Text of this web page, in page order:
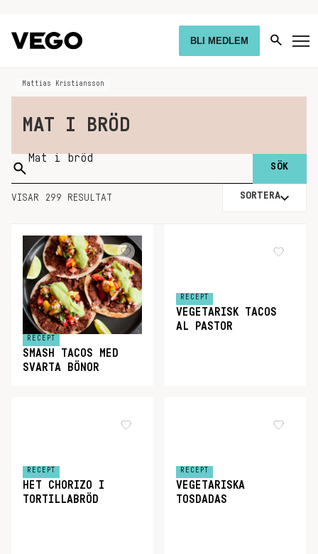
BLI MEDLEM
Mattias Kristiansson
MAT I BRÖD
Sök
på:
VISAR 299 RESULTAT SORTERA
RECEPT
SMASH TACOS MED
SVARTA BÖNOR
RECEPT
VEGETARISK TACOS
AL PASTOR
RECEPT
HET CHORIZO I
TORTILLABRÖD
RECEPT
VEGETARISKA
TOSDADAS